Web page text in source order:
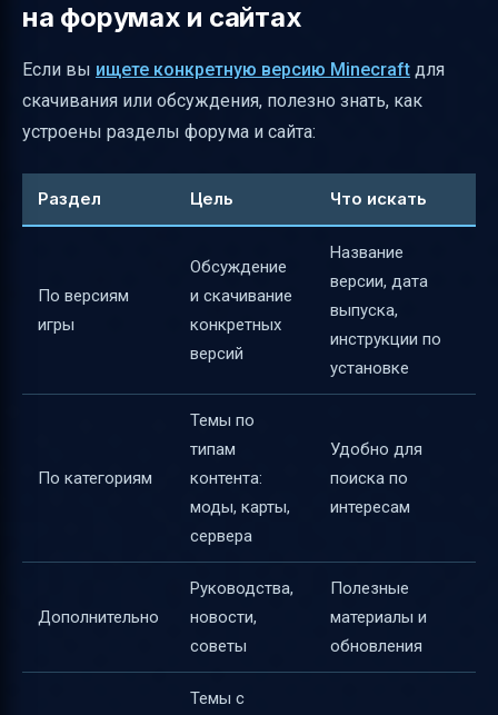
на форумах и сайтах
Если вы ищете конкретную версию Minecraft для
скачивания или обсуждения, полезно знать, как
устроены разделы форума и сайта:
Раздел Цель Что искать
По версиям
игры
Обсуждение
и скачивание
конкретных
версий
Название
версии, дата
выпуска,
инструкции по
установке
По категориям
Темы по
типам
контента:
моды, карты,
сервера
Удобно для
поиска по
интересам
Дополнительно
Руководства,
новости,
советы
Полезные
материалы и
обновления
Темы с